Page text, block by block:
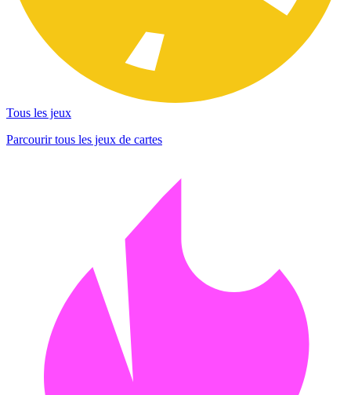
Tous les jeux
Parcourir tous les jeux de cartes